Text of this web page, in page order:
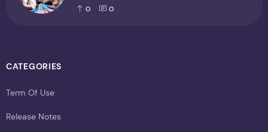
cenário cultural
0 0
CATEGORIES
Term Of Use
Release Notes